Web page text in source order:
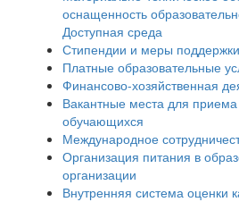
оснащенность
Доступная среда
Стипендии и меры
Платные образовательные
Финансово-хозяйственная
Вакантные места для
обучающихся
Международное
Организация питания в
организации
Внутренняя система оценки